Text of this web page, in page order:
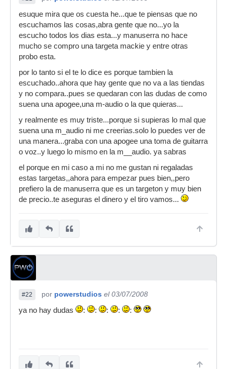
esuque mira que os cuesta he...que te piensas que no
escuchamos las cosas,abra gente que no...yo la
escucho todos los dias esta...y manuserra no hace
mucho se compro una targeta mackie y entre otras
probo esta.
por lo tanto si el te lo dice es porque tambien la
escuchado..ahora que hay gente que no va a las tiendas
y no compara..pues se quedaran con las dudas de como
suena una apogee,una m-audio o la que quieras...
y realmente es muy triste...porque si supieras lo mal que
suena una m_audio ni me creerias.solo lo puedes ver de
una manera...graba con una apogee una toma de guitarra
o voz..y luego lo mismo en la m__audio. ya sabras
el porque en mi caso a mi no me gustan ni regaladas
estas targetas,,ahora para empezar pues bien,,pero
prefiero la de manuserra que es un targeton y muy bien
de precio..te aseguras el dinero y el tiro vamos...
#22 por powerstudios el 03/07/2008
ya no hay dudas
: : : : :